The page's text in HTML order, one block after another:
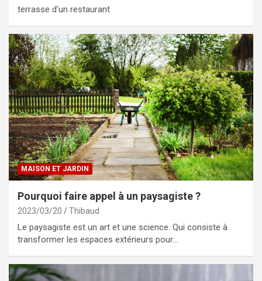
terrasse d’un restaurant
MAISON ET JARDIN
Pourquoi faire appel à un paysagiste ?
2023/03/20 Thibaud
Le paysagiste est un art et une science. Qui consiste à
transformer les espaces extérieurs pour…